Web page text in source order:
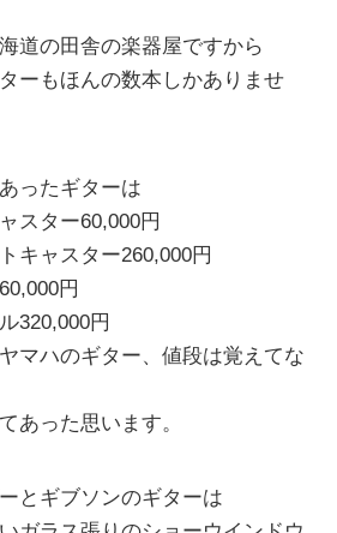
道の田舎の楽器屋ですから
ーもほんの数本しかありませ
ったギターは
スター60,000円
キャスター260,000円
円
320,000円
マハのギター、値段は覚えてな
あった思います。
とギブソンのギターは